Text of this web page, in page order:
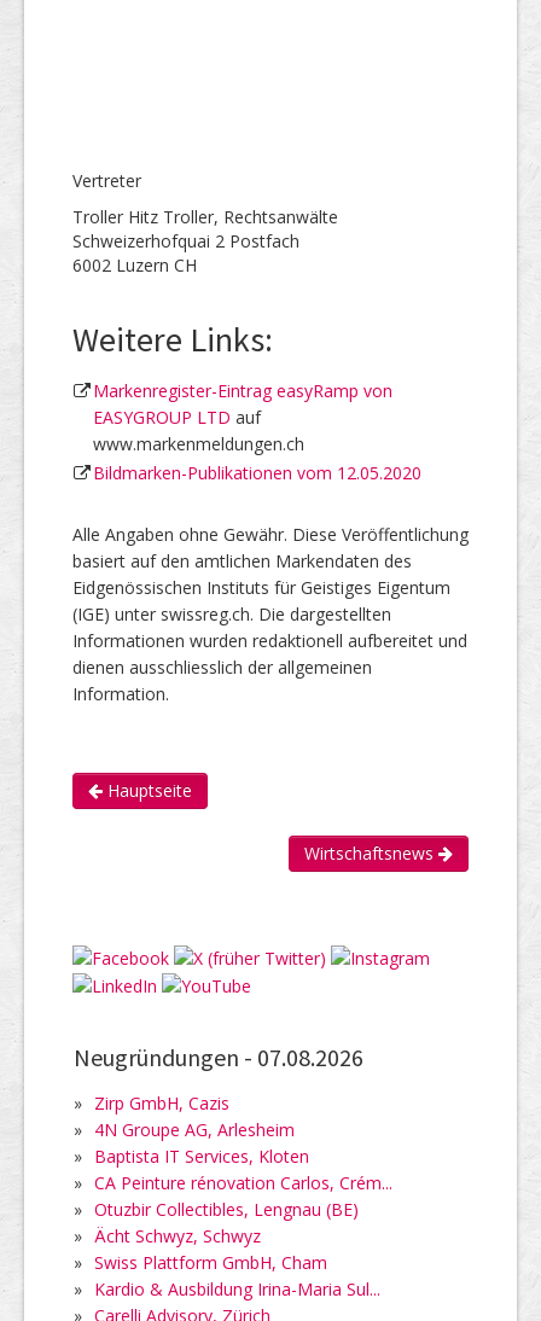
Vertreter
Troller Hitz Troller, Rechtsanwälte
Schweizerhofquai 2 Postfach
6002 Luzern CH
Weitere Links:
Markenregister-Eintrag easyRamp von
EASYGROUP LTD auf
www.markenmeldungen.ch
Bildmarken-Publikationen vom 12.05.2020
Alle Angaben ohne Gewähr. Diese Veröffentlichung
basiert auf den amtlichen Markendaten des
Eidgenössischen Instituts für Geistiges Eigentum
(IGE) unter swissreg.ch. Die dargestellten
Informationen wurden redaktionell aufbereitet und
dienen ausschliesslich der allgemeinen
Information.
Hauptseite
Wirtschaftsnews
Neugründungen - 07.08.2026
» Zirp GmbH, Cazis
» 4N Groupe AG, Arlesheim
» Baptista IT Services, Kloten
» CA Peinture rénovation Carlos, Crém...
» Otuzbir Collectibles, Lengnau (BE)
» Ächt Schwyz, Schwyz
» Swiss Plattform GmbH, Cham
» Kardio & Ausbildung Irina-Maria Sul...
» Carelli Advisory, Zürich